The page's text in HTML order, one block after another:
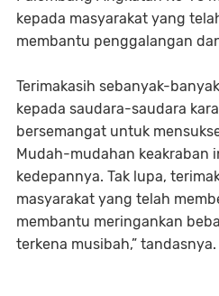
kepada masyarakat yang
membantu penggalangan
Terimakasih sebanyak-
kepada saudara-saudara
bersemangat untuk
Mudah-mudahan keakraban
kedepannya. Tak lupa,
masyarakat yang telah
membantu meringankan
terkena musibah,” tandasnya.